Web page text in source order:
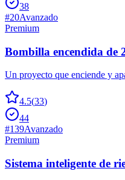
38
#20Avanzado
Premium
Bombilla encendida de
Un proyecto que enciende y
4.5(33)
44
#139Avanzado
Premium
Sistema inteligente de